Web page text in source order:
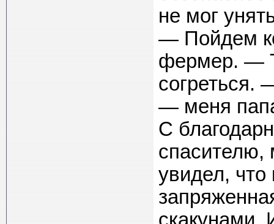
не мог
— Пойдем
фермер. —
согреться.
— меня
С
спасителю,
увидел, что